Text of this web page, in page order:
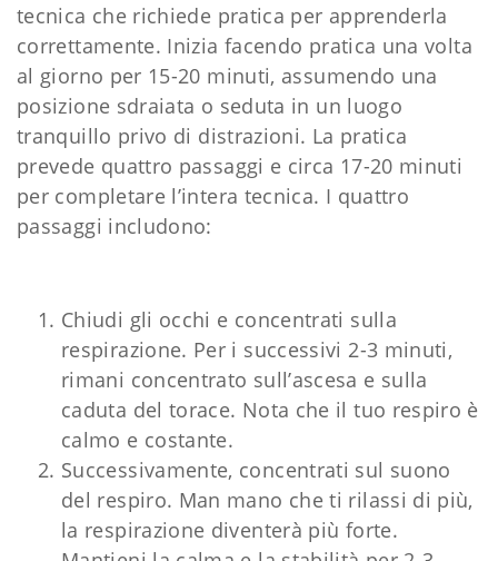
tecnica che richiede pratica per apprenderla
correttamente. Inizia facendo pratica una volta
al giorno per 15-20 minuti, assumendo una
posizione sdraiata o seduta in un luogo
tranquillo privo di distrazioni. La pratica
prevede quattro passaggi e circa 17-20 minuti
per completare l’intera tecnica. I quattro
passaggi includono:
Chiudi gli occhi e concentrati sulla
respirazione. Per i successivi 2-3 minuti,
rimani concentrato sull’ascesa e sulla
caduta del torace. Nota che il tuo respiro è
calmo e costante.
Successivamente, concentrati sul suono
del respiro. Man mano che ti rilassi di più,
la respirazione diventerà più forte.